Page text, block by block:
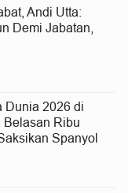
Andi Utta:
Demi Jabatan,
Dunia 2026 di
Belasan Ribu
Spanyol